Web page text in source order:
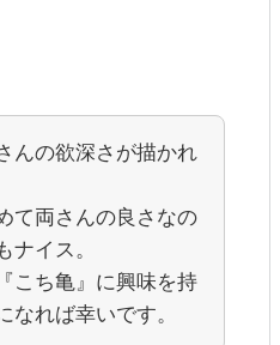
んの欲深さが描かれ
て両さんの良さなの
ナイス。
こち亀』に興味を持
なれば幸いです。